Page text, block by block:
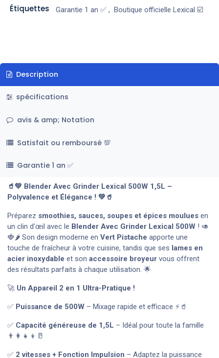
Étiquettes Garantie 1 an ✅, Boutique officielle Lexical ☑️
Description
spécifications
avis & amp; Notation
Satisfait ou remboursé 💯
Garantie 1 an ✅
🥤💚 Blender Avec Grinder Lexical 500W 1,5L –
Polyvalence et Élégance ! 💚🥤
Préparez smoothies, sauces, soupes et épices moulues en
un clin d'œil avec le Blender Avec Grinder Lexical 500W ! 🥑
🍓🌶️ Son design moderne en Vert Pistache apporte une
touche de fraîcheur à votre cuisine, tandis que ses lames en
acier inoxydable et son accessoire broyeur vous offrent
des résultats parfaits à chaque utilisation. 🌟
🚀 Un Appareil 2 en 1 Ultra-Pratique !
✅ Puissance de 500W – Mixage rapide et efficace ⚡🥤
✅ Capacité généreuse de 1,5L – Idéal pour toute la famille
👨‍👩‍👧‍👦🥛
✅ 2 vitesses + Fonction Impulsion – Adaptez la puissance